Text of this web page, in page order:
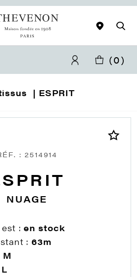
(0)
ESPRIT
: 2514914
NUAGE
est :en stock
:63m
M